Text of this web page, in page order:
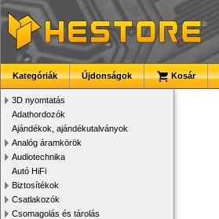
Kategóriák Újdonságok Kosár
3D nyomtatás
Adathordozók
Ajándékok, ajándékutalványok
Analóg áramkörök
Audiotechnika
Autó HiFi
Biztosítékok
Csatlakozók
Csomagolás és tárolás